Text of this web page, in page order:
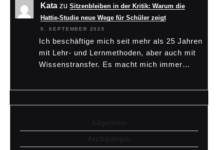
Kata zu Sitzenbleiben in der Kritik: Warum die
Hattie-Studie neue Wege für Schüler zeigt
9. SEPTEMBER 2025
Ich beschäftige mich seit mehr als 25 Jahren
mit Lehr- und Lernmethoden, aber auch mit
Wissenstransfer. Es macht mich immer…
Allgemein
Archäologie